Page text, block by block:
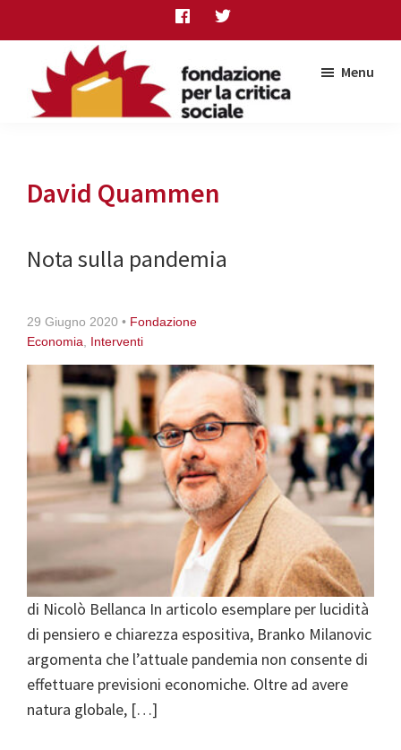
to
content
to
primary
sidebar
to
critica
sociale
Menu
David Quammen
Nota sulla pandemia
29 Giugno 2020 • Fondazione
Economia
Interventi
di Nicolò Bellanca In articolo esemplare per lucidità
di pensiero e chiarezza espositiva, Branko Milanovic
argomenta che l’attuale pandemia non consente di
effettuare previsioni economiche. Oltre ad avere
natura globale, […]